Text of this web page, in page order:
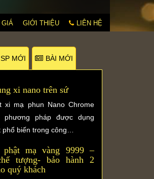
GIÁ GIỚI THIỆU LIÊN HỆ
SP MỚI BÀI MỚI
xi nano trên sứ
xi mạ phun Nano Chrome
phương pháp được dụng
phổ biến trong công…
phật mạ vàng 9999 –
tượng- bảo hành 2
quý khách